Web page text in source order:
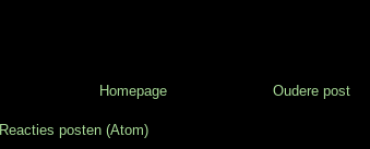
Oudere post
Homepage
Reacties posten (Atom)